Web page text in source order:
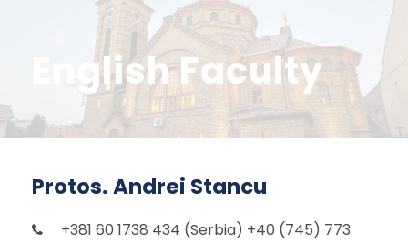
English Faculty
Protos. Andrei Stancu
+381 60 1738 434 (Serbia) +40 (745) 773